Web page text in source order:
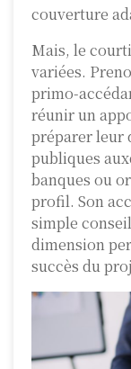
couverture
Mais, le
variées.
primo-
réunir un
préparer leur
publiques
banques ou
profil. Son
simple
dimension
succès du